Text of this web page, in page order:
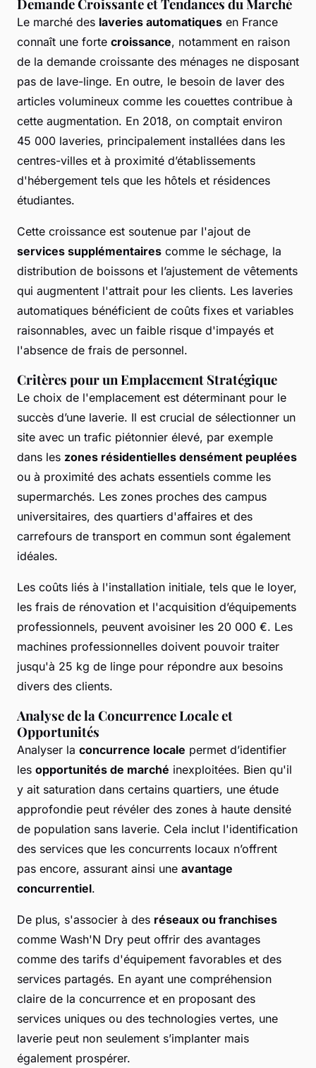
Demande Croissante et Tendances du Marché
Le marché des laveries automatiques en France
connaît une forte croissance, notamment en raison
de la demande croissante des ménages ne disposant
pas de lave-linge. En outre, le besoin de laver des
articles volumineux comme les couettes contribue à
cette augmentation. En 2018, on comptait environ
45 000 laveries, principalement installées dans les
centres-villes et à proximité d’établissements
d'hébergement tels que les hôtels et résidences
étudiantes.
Cette croissance est soutenue par l'ajout de
services supplémentaires comme le séchage, la
distribution de boissons et l’ajustement de vêtements
qui augmentent l'attrait pour les clients. Les laveries
automatiques bénéficient de coûts fixes et variables
raisonnables, avec un faible risque d'impayés et
l'absence de frais de personnel.
Critères pour un Emplacement Stratégique
Le choix de l'emplacement est déterminant pour le
succès d’une laverie. Il est crucial de sélectionner un
site avec un trafic piétonnier élevé, par exemple
dans les zones résidentielles densément peuplées
ou à proximité des achats essentiels comme les
supermarchés. Les zones proches des campus
universitaires, des quartiers d'affaires et des
carrefours de transport en commun sont également
idéales.
Les coûts liés à l'installation initiale, tels que le loyer,
les frais de rénovation et l'acquisition d’équipements
professionnels, peuvent avoisiner les 20 000 €. Les
machines professionnelles doivent pouvoir traiter
jusqu'à 25 kg de linge pour répondre aux besoins
divers des clients.
Analyse de la Concurrence Locale et
Opportunités
Analyser la concurrence locale permet d’identifier
les opportunités de marché inexploitées. Bien qu'il
y ait saturation dans certains quartiers, une étude
approfondie peut révéler des zones à haute densité
de population sans laverie. Cela inclut l'identification
des services que les concurrents locaux n’offrent
pas encore, assurant ainsi une avantage
concurrentiel.
De plus, s'associer à des réseaux ou franchises
comme Wash'N Dry peut offrir des avantages
comme des tarifs d'équipement favorables et des
services partagés. En ayant une compréhension
claire de la concurrence et en proposant des
services uniques ou des technologies vertes, une
laverie peut non seulement s’implanter mais
également prospérer.